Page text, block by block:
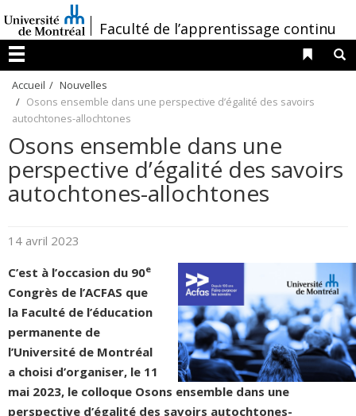
au
contenu
/Faculté de l’apprentissage continu
Menu
Liens
Accueil
Nouvelles
Osons ensemble dans une perspective d’égalité des savoirs
autochtones-allochtones
Osons ensemble dans une
perspective d’égalité des savoirs
autochtones-allochtones
14 avril 2023
C’est à l’occasion du 90e
Congrès de l’ACFAS que
la Faculté de l’éducation
permanente de
l’Université de Montréal
a choisi d’organiser, le 11
mai 2023, le colloque Osons ensemble dans une
perspective d’égalité des savoirs autochtones-